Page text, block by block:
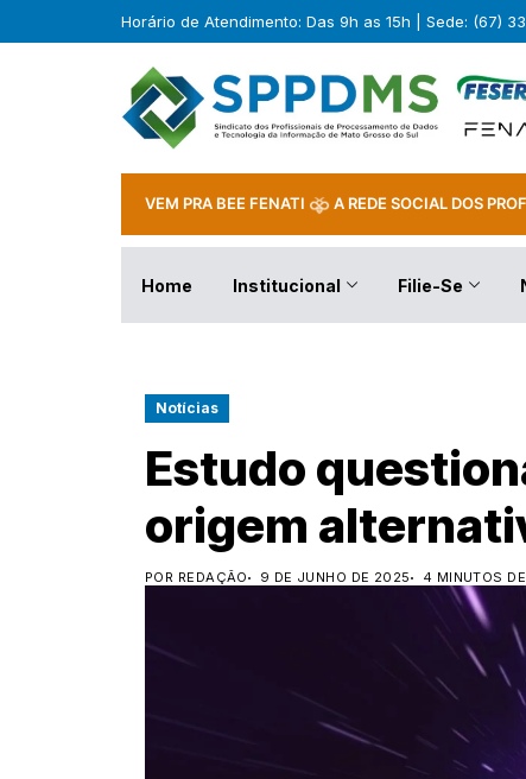
Horário de Atendimento: Das 9h as 15h | Sede: (67)
VEM PRA BEE FENATI A REDE SOCIAL DOS
Home Institucional Filie-Se
Notícias
Estudo
origem
POR REDAÇÃO 9 DE JUNHO DE 2025 4 MINUTOS